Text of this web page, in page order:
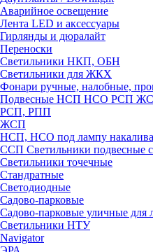
Аварийное освещение
Лента LED и аксессуары
Гирлянды и дюралайт
Переноски
Светильники НКП, ОБН
Светильники для ЖКХ
Фонари ручные, налобные,
Подвесные НСП НСО РСП
РСП, РПП
ЖСП
НСП, НСО под лампу
ССП Светильники подвесные
Светильники точечные
Стандратные
Светодиодные
Садово-парковые
Садово-парковые уличные
Светильники НТУ
Navigator